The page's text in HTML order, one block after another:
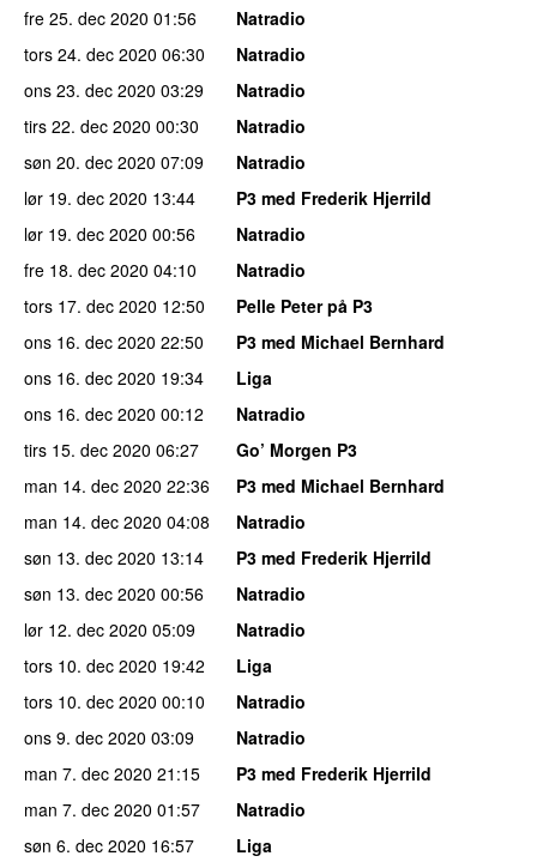
fre 25. dec 2020 01:56
Natradio
tors 24. dec 2020 06:30
Natradio
ons 23. dec 2020 03:29
Natradio
tirs 22. dec 2020 00:30
Natradio
søn 20. dec 2020 07:09
Natradio
lør 19. dec 2020 13:44
P3 med Frederik Hjerrild
lør 19. dec 2020 00:56
Natradio
fre 18. dec 2020 04:10
Natradio
tors 17. dec 2020 12:50
Pelle Peter på P3
ons 16. dec 2020 22:50
P3 med Michael Bernhard
ons 16. dec 2020 19:34
Liga
ons 16. dec 2020 00:12
Natradio
tirs 15. dec 2020 06:27
Go’ Morgen P3
man 14. dec 2020 22:36
P3 med Michael Bernhard
man 14. dec 2020 04:08
Natradio
søn 13. dec 2020 13:14
P3 med Frederik Hjerrild
søn 13. dec 2020 00:56
Natradio
lør 12. dec 2020 05:09
Natradio
tors 10. dec 2020 19:42
Liga
tors 10. dec 2020 00:10
Natradio
ons 9. dec 2020 03:09
Natradio
man 7. dec 2020 21:15
P3 med Frederik Hjerrild
man 7. dec 2020 01:57
Natradio
søn 6. dec 2020 16:57
Liga